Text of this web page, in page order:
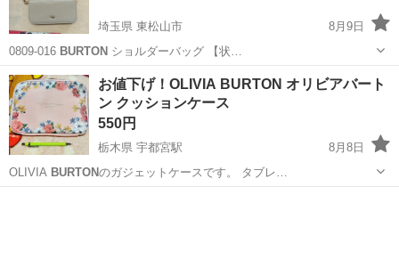
埼玉県 東松山市
8月9日
0809-016 BURTON ショルダーバッグ 【状…
埼玉 東松山市 バッグ
お値下げ！OLIVIA BURTON オリビアバート
ン クッションケース
550円
栃木県 宇都宮駅
8月8日
OLIVIA BURTON のガジェットケースです。 タブレ…